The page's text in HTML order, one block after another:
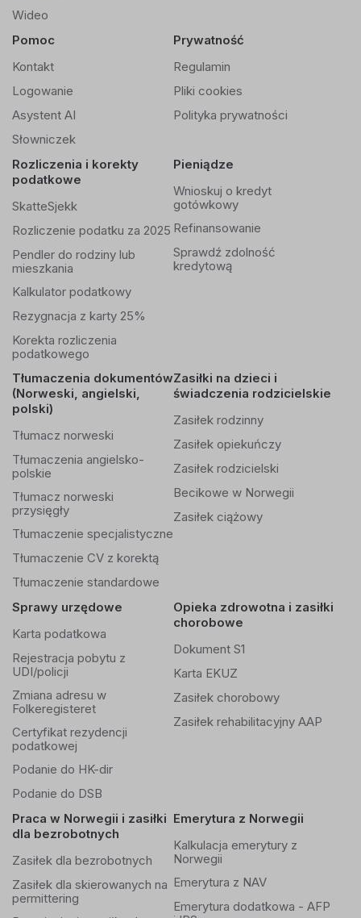
Wideo
Pomoc
Kontakt
Logowanie
Asystent AI
Słowniczek
Prywatność
Regulamin
Pliki cookies
Polityka prywatności
Rozliczenia i korekty
podatkowe
SkatteSjekk
Rozliczenie podatku za 2025
Pendler do rodziny lub
mieszkania
Kalkulator podatkowy
Rezygnacja z karty 25%
Korekta rozliczenia
podatkowego
Pieniądze
Wnioskuj o kredyt
gotówkowy
Refinansowanie
Sprawdź zdolność
kredytową
Tłumaczenia dokumentów
(Norweski, angielski,
polski)
Tłumacz norweski
Tłumaczenia angielsko-
polskie
Tłumacz norweski
przysięgły
Tłumaczenie specjalistyczne
Tłumaczenie CV z korektą
Tłumaczenie standardowe
Zasiłki na dzieci i
świadczenia rodzicielskie
Zasiłek rodzinny
Zasiłek opiekuńczy
Zasiłek rodzicielski
Becikowe w Norwegii
Zasiłek ciążowy
Sprawy urzędowe
Karta podatkowa
Rejestracja pobytu z
UDI/policji
Zmiana adresu w
Folkeregisteret
Certyfikat rezydencji
podatkowej
Podanie do HK-dir
Podanie do DSB
Opieka zdrowotna i zasiłki
chorobowe
Dokument S1
Karta EKUZ
Zasiłek chorobowy
Zasiłek rehabilitacyjny AAP
Praca w Norwegii i zasiłki
dla bezrobotnych
Zasiłek dla bezrobotnych
Zasiłek dla skierowanych na
permittering
Emerytura z Norwegii
Kalkulacja emerytury z
Norwegii
Emerytura z NAV
Emerytura dodatkowa - AFP